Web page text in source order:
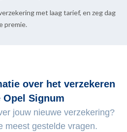
met laag tarief, en zeg dag
premie.
over het verzekeren
Opel Signum
jouw nieuwe verzekering?
meest gestelde vragen.